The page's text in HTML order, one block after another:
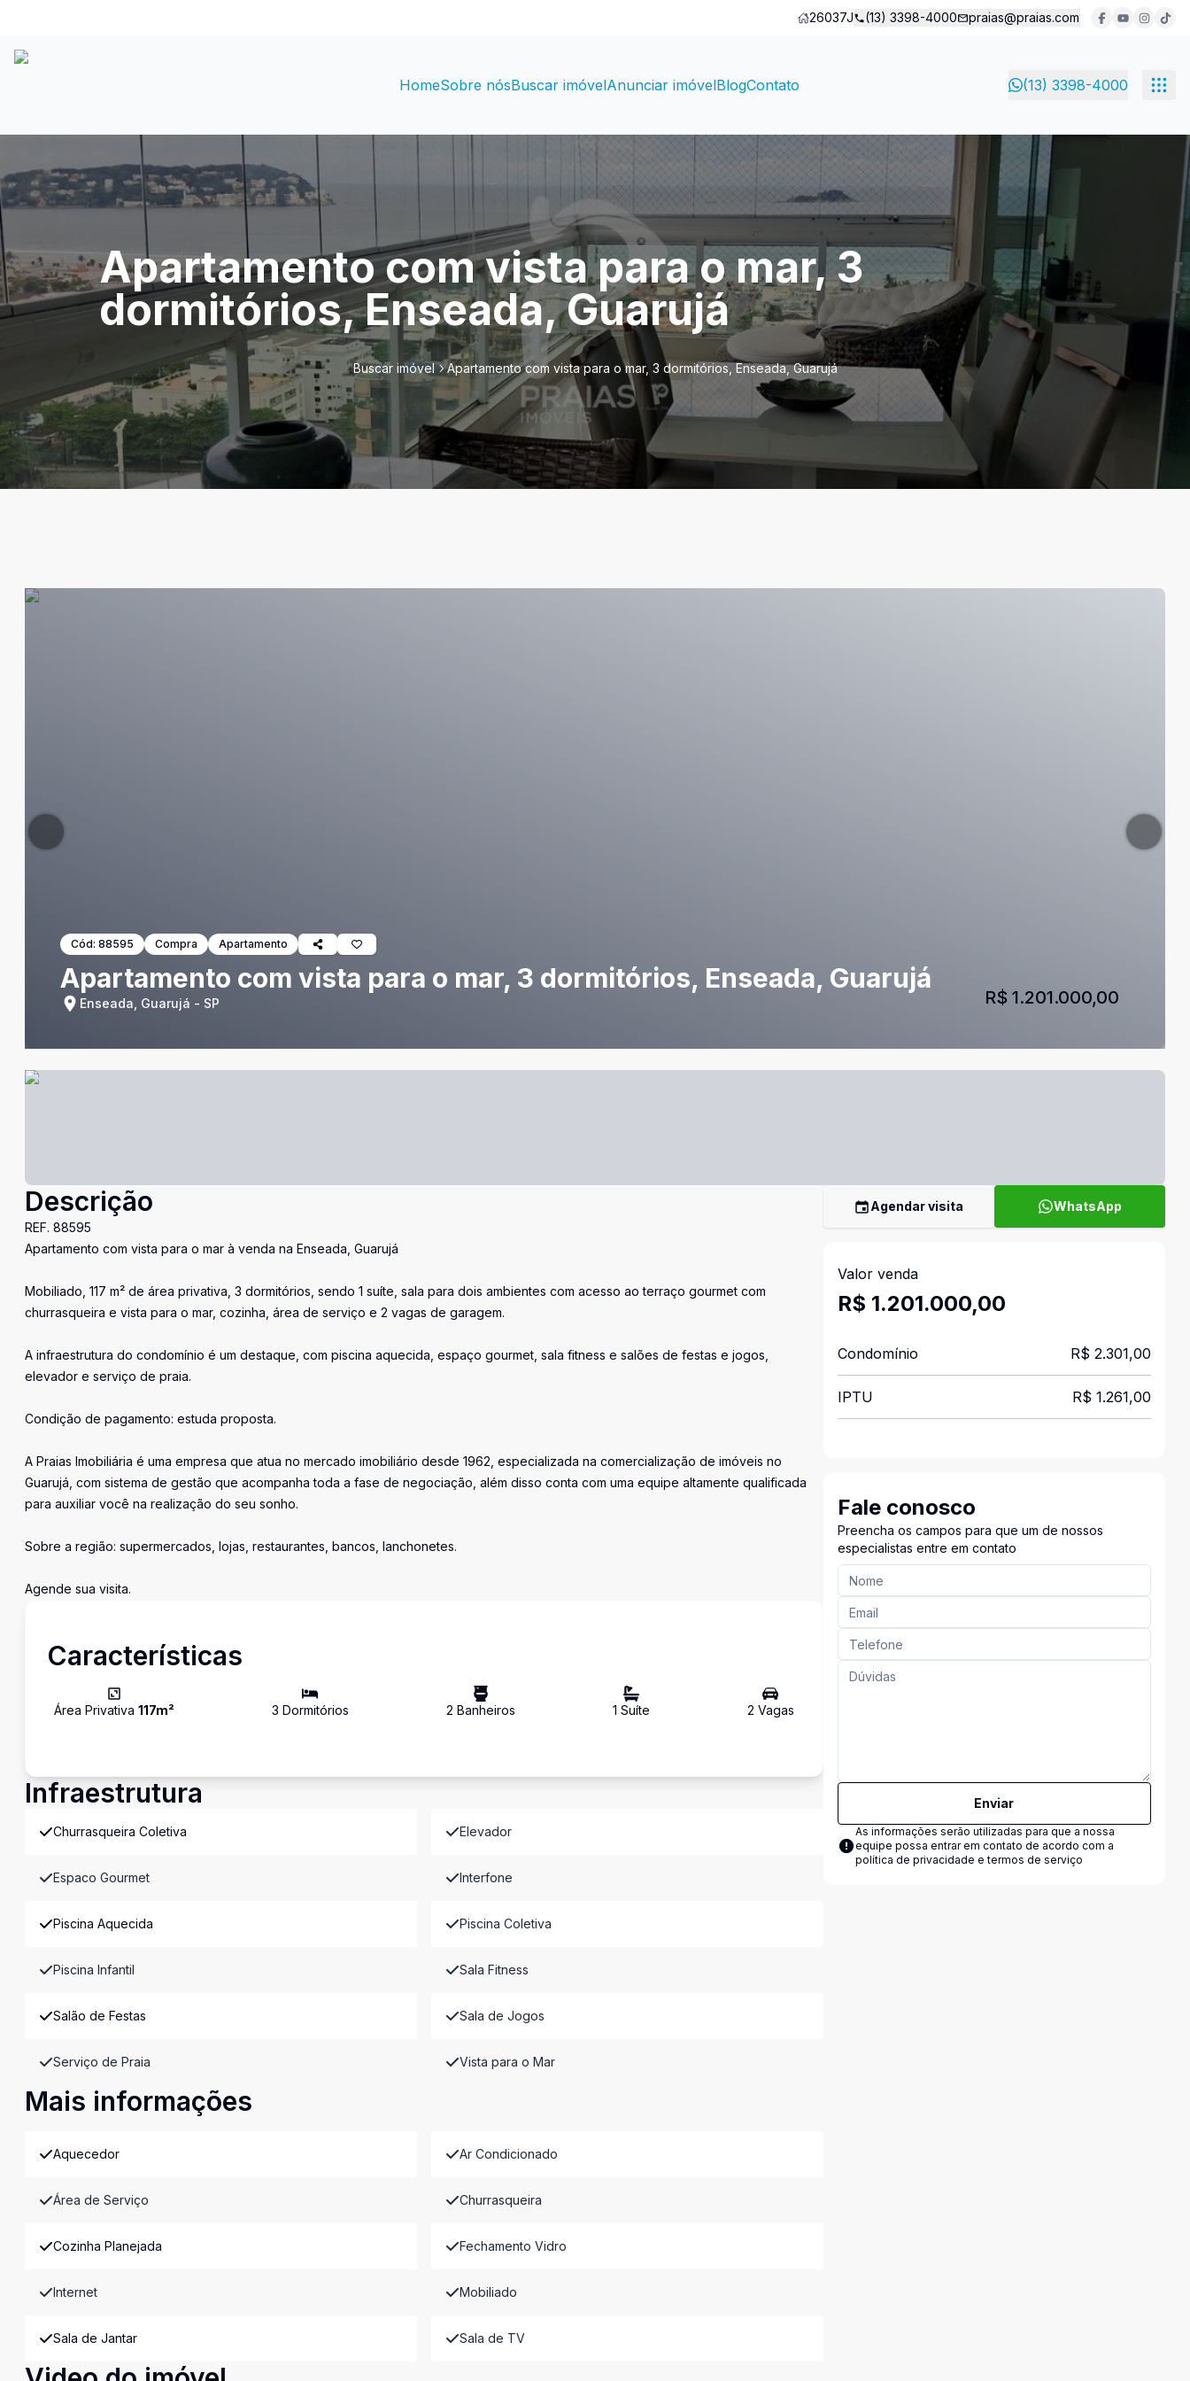
26037J (13) 3398-4000 praias@praias.com
HomeSobre nósBuscar imóvelAnunciar imóvelBlogContato (13) 3398-4000
Apartamento com vista para o mar, 3
dormitórios, Enseada, Guarujá
Buscar imóvel Apartamento com vista para o mar, 3 dormitórios, Enseada, Guarujá
Cód: 88595 Compra Apartamento
Apartamento com vista para o mar, 3 dormitórios, Enseada, Guarujá
Enseada, Guarujá - SP R$ 1.201.000,00
Descrição
REF. 88595
Apartamento com vista para o mar à venda na Enseada, Guarujá
Mobiliado, 117 m² de área privativa, 3 dormitórios, sendo 1 suíte, sala para dois ambientes com acesso ao terraço gourmet com
churrasqueira e vista para o mar, cozinha, área de serviço e 2 vagas de garagem.
A infraestrutura do condomínio é um destaque, com piscina aquecida, espaço gourmet, sala fitness e salões de festas e jogos,
elevador e serviço de praia.
Condição de pagamento: estuda proposta.
A Praias Imobiliária é uma empresa que atua no mercado imobiliário desde 1962, especializada na comercialização de imóveis no
Guarujá, com sistema de gestão que acompanha toda a fase de negociação, além disso conta com uma equipe altamente qualificada
para auxiliar você na realização do seu sonho.
Sobre a região: supermercados, lojas, restaurantes, bancos, lanchonetes.
Agende sua visita.
Características
Área Privativa 117m² 3 Dormitórios 2 Banheiros 1 Suíte 2 Vagas
Infraestrutura
Churrasqueira Coletiva Elevador
Espaco Gourmet Interfone
Piscina Aquecida Piscina Coletiva
Piscina Infantil Sala Fitness
Salão de Festas Sala de Jogos
Serviço de Praia Vista para o Mar
Mais informações
Aquecedor Ar Condicionado
Área de Serviço Churrasqueira
Cozinha Planejada Fechamento Vidro
Internet Mobiliado
Sala de Jantar Sala de TV
Agendar visita WhatsApp
Valor venda
R$ 1.201.000,00
Condomínio R$ 2.301,00
IPTU R$ 1.261,00
Fale conosco
Preencha os campos para que um de nossos
especialistas entre em contato
Enviar
As informações serão utilizadas para que a nossa
equipe possa entrar em contato de acordo com a
política de privacidade e termos de serviço